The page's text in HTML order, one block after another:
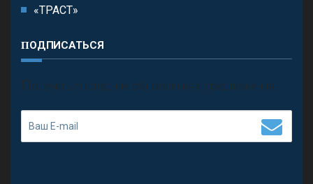
«ТРАСТ»
ПОДПИСАТЬСЯ
П олучить последние обновления и предложения.